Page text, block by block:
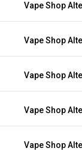
Vape Shop
Vape Shop
Vape Shop
Vape Shop
Vape Shop